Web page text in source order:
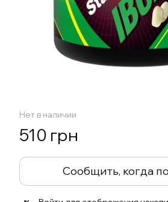
Нет в наличии
510 грн
Сообщить, когда